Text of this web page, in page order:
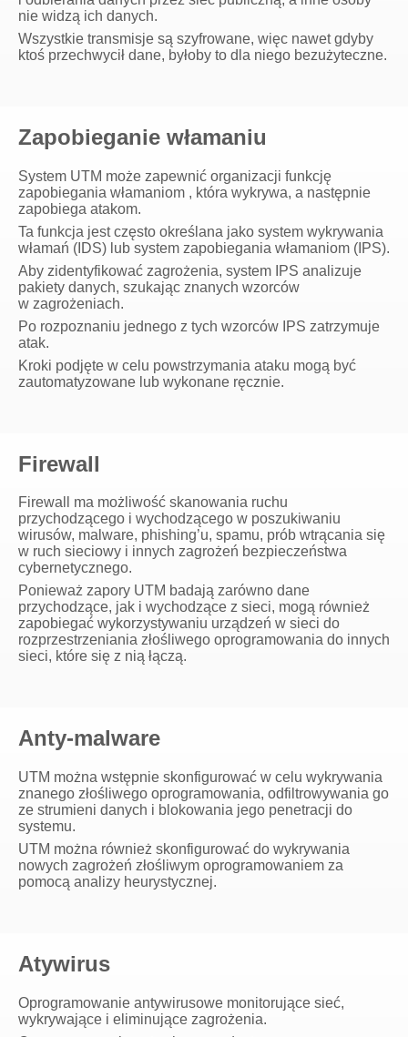
nie widzą ich danych.
Wszystkie transmisje są szyfrowane, więc nawet gdyby
ktoś przechwycił dane, byłoby to dla niego bezużyteczne.
Zapobieganie włamaniu
System UTM może zapewnić organizacji funkcję
zapobiegania włamaniom , która wykrywa, a następnie
zapobiega atakom.
Ta funkcja jest często określana jako system wykrywania
włamań (IDS) lub system zapobiegania włamaniom (IPS).
Aby zidentyfikować zagrożenia, system IPS analizuje
pakiety danych, szukając znanych wzorców
w zagrożeniach.
Po rozpoznaniu jednego z tych wzorców IPS zatrzymuje
atak.
Kroki podjęte w celu powstrzymania ataku mogą być
zautomatyzowane lub wykonane ręcznie.
Firewall
Firewall ma możliwość skanowania ruchu
przychodzącego i wychodzącego w poszukiwaniu
wirusów, malware, phishing’u, spamu, prób wtrącania się
w ruch sieciowy i innych zagrożeń bezpieczeństwa
cybernetycznego.
Ponieważ zapory UTM badają zarówno dane
przychodzące, jak i wychodzące z sieci, mogą również
zapobiegać wykorzystywaniu urządzeń w sieci do
rozprzestrzeniania złośliwego oprogramowania do innych
sieci, które się z nią łączą.
Anty-malware
UTM można wstępnie skonfigurować w celu wykrywania
znanego złośliwego oprogramowania, odfiltrowywania go
ze strumieni danych i blokowania jego penetracji do
systemu.
UTM można również skonfigurować do wykrywania
nowych zagrożeń złośliwym oprogramowaniem za
pomocą analizy heurystycznej.
Atywirus
Oprogramowanie antywirusowe monitorujące sieć,
wykrywające i eliminujące zagrożenia.